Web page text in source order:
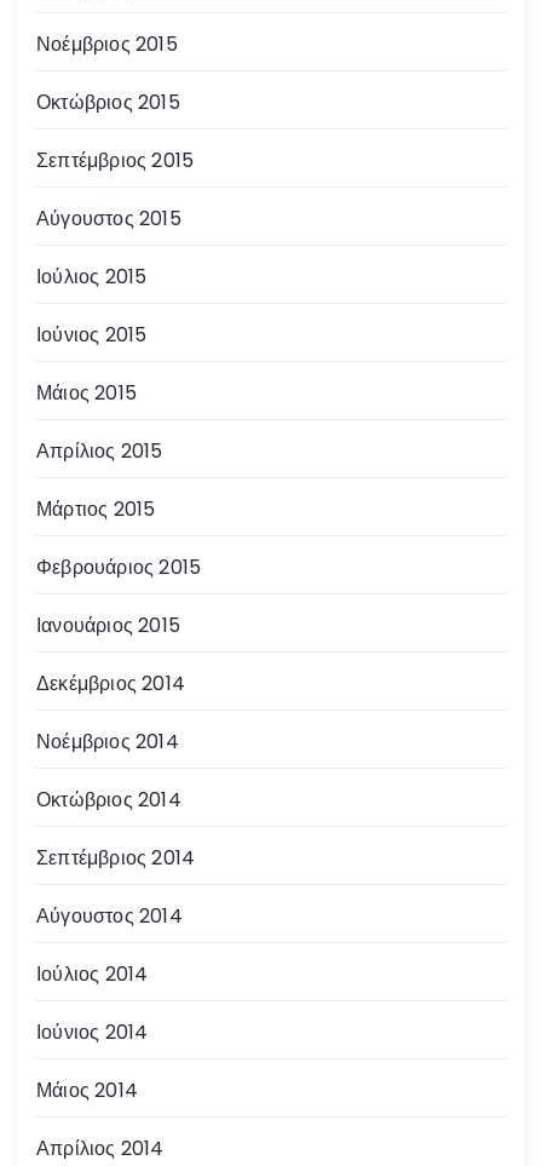
Νοέμβριος 2015
Οκτώβριος 2015
Σεπτέμβριος 2015
Αύγουστος 2015
Ιούλιος 2015
Ιούνιος 2015
Μάιος 2015
Απρίλιος 2015
Μάρτιος 2015
Φεβρουάριος 2015
Ιανουάριος 2015
Δεκέμβριος 2014
Νοέμβριος 2014
Οκτώβριος 2014
Σεπτέμβριος 2014
Αύγουστος 2014
Ιούλιος 2014
Ιούνιος 2014
Μάιος 2014
Απρίλιος 2014